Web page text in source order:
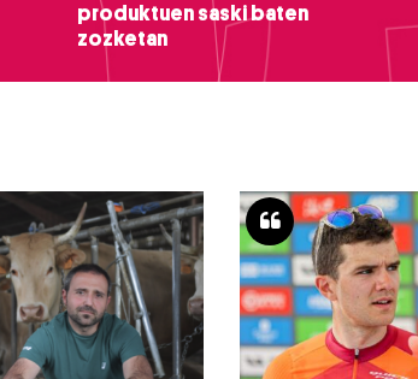
produktuen saski baten
zozketan